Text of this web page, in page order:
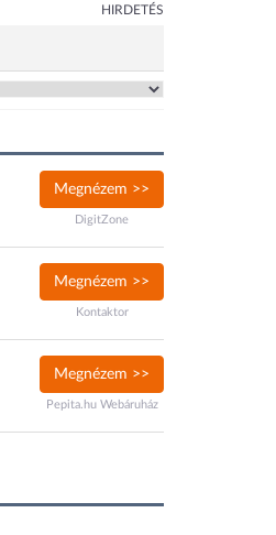
HIRDETÉS
Megnézem >>
DigitZone
Megnézem >>
Kontaktor
Megnézem >>
Pepita.hu Webáruház